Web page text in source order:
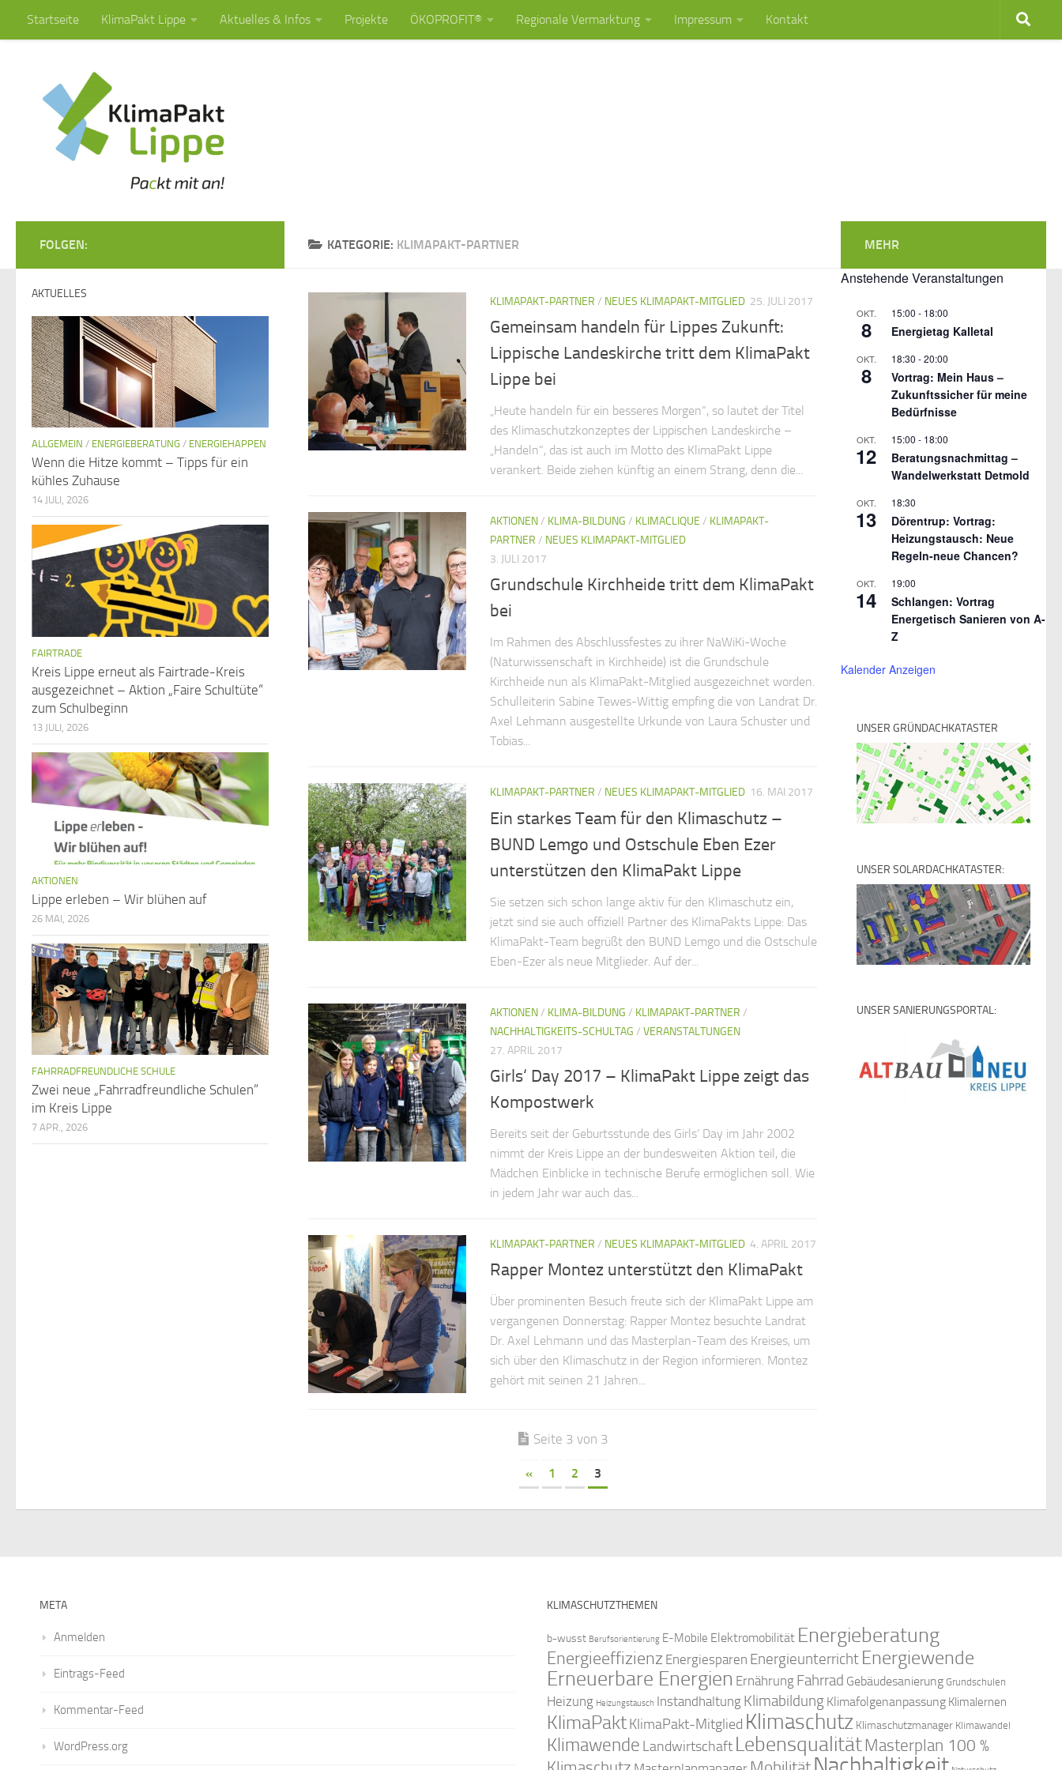
Zum Inhalt springen
Startseite KlimaPakt Lippe Aktuelles & Infos Projekte ÖKOPROFIT® Regionale Vermarktung Impressum Kontakt
KATEGORIE: KLIMAPAKT-PARTNER
KLIMAPAKT-PARTNER / NEUES KLIMAPAKT-MITGLIED 25. JULI 2017
Gemeinsam handeln für Lippes Zukunft:
Lippische Landeskirche tritt dem KlimaPakt
Lippe bei
„Heute handeln für ein besseres Morgen“, so lautet der Titel
des Klimaschutzkonzeptes der Lippischen Landeskirche –
„Handeln“, das ist auch im Motto des KlimaPakt Lippe
verankert. Beide ziehen künftig an einem Strang, denn die...
AKTIONEN/ KLIMA-BILDUNG / KLIMACLIQUE / KLIMAPAKT-
PARTNER / NEUES KLIMAPAKT-MITGLIED
3. JULI 2017
Grundschule Kirchheide tritt dem KlimaPakt
bei
Im Rahmen des Abschlussfestes zu ihrer NaWiKi-Woche
(Naturwissenschaft in Kirchheide) ist die Grundschule
Kirchheide nun als KlimaPakt-Mitglied ausgezeichnet worden.
Schulleiterin Sabine Tewes-Wittig empfing die von Landrat Dr.
Axel Lehmann ausgestellte Urkunde von Laura Schuster und
Tobias...
KLIMAPAKT-PARTNER / NEUES KLIMAPAKT-MITGLIED 16. MAI 2017
Ein starkes Team für den Klimaschutz –
BUND Lemgo und Ostschule Eben Ezer
unterstützen den KlimaPakt Lippe
Sie setzen sich schon lange aktiv für den Klimaschutz ein,
jetzt sind sie auch offiziell Partner des KlimaPakts Lippe: Das
KlimaPakt-Team begrüßt den BUND Lemgo und die Ostschule
Eben-Ezer als neue Mitglieder. Auf der...
AKTIONEN/ KLIMA-BILDUNG / KLIMAPAKT-PARTNER /
NACHHALTIGKEITS-SCHULTAG / VERANSTALTUNGEN
27. APRIL 2017
Girls‘ Day 2017 – KlimaPakt Lippe zeigt das
Kompostwerk
Bereits seit der Geburtsstunde des Girls‘ Day im Jahr 2002
nimmt der Kreis Lippe an der bundesweiten Aktion teil, die
Mädchen Einblicke in technische Berufe ermöglichen soll. Wie
in jedem Jahr war auch das...
KLIMAPAKT-PARTNER / NEUES KLIMAPAKT-MITGLIED 4. APRIL 2017
Rapper Montez unterstützt den KlimaPakt
Über prominenten Besuch freute sich der KlimaPakt Lippe am
vergangenen Donnerstag: Rapper Montez besuchte Landrat
Dr. Axel Lehmann und das Masterplan-Team des Kreises, um
sich über den Klimaschutz in der Region informieren. Montez
gehört mit seinen 21 Jahren...
Seite 3 von 3
« 1 2 3
FOLGEN:
AKTUELLES
ALLGEMEIN / ENERGIEBERATUNG / ENERGIEHAPPEN
Wenn die Hitze kommt – Tipps für ein
kühles Zuhause
14 JULI, 2026
FAIRTRADE
Kreis Lippe erneut als Fairtrade-Kreis
ausgezeichnet – Aktion „Faire Schultüte“
zum Schulbeginn
13 JULI, 2026
AKTIONEN
Lippe erleben – Wir blühen auf
26 MAI, 2026
FAHRRADFREUNDLICHE SCHULE
Zwei neue „Fahrradfreundliche Schulen“
im Kreis Lippe
7 APR., 2026
MEHR
Anstehende Veranstaltungen
OKT.
8
15:00 - 18:00
Energietag Kalletal
OKT.
8
18:30 -20:00
Vortrag: Mein Haus –
Zukunftssicher für meine
Bedürfnisse
OKT.
12
15:00 - 18:00
Beratungsnachmittag –
Wandelwerkstatt Detmold
OKT.
13
18:30
Dörentrup: Vortrag:
Heizungstausch: Neue
Regeln-neue Chancen?
OKT.
14
19:00
Schlangen: Vortrag
Energetisch Sanieren von A-
Z
Kalender Anzeigen
UNSER GRÜNDACHKATASTER
UNSER SOLARDACHKATASTER:
UNSER SANIERUNGSPORTAL:
META
Anmelden
Eintrags-Feed
Kommentar-Feed
WordPress.org
KLIMASCHUTZTHEMEN
b-wusst Berufsorientierung E-Mobile Elektromobilität Energieberatung
Energieeffizienz Energiesparen Energieunterricht Energiewende
Erneuerbare Energien Ernährung Fahrrad Gebäudesanierung Grundschulen
Heizung Heizungstausch Instandhaltung Klimabildung Klimafolgenanpassung Klimalernen
KlimaPaktKlimaPakt-Mitglied Klimaschutz Klimaschutzmanager Klimawandel
Klimawende Landwirtschaft LebensqualitätMasterplan 100 %